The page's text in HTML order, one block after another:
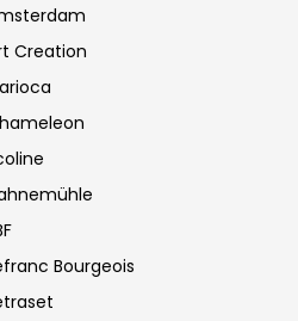
Creation
Bourgeois